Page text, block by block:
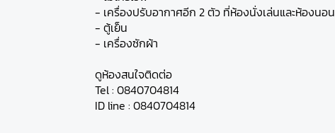
- เครื่องปรับอากาศอีก 2 ตัว ที่ห้องนั่งเล่นและห้องนอน
- ตู้เย็น
- เครื่องซักผ้า
ดูห้องสนใจติดต่อ
Tel : 0840704814
ID line : 0840704814